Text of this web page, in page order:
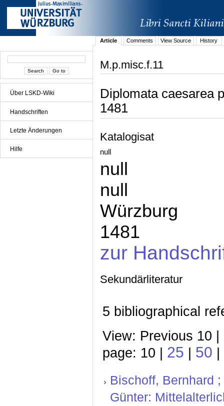
Über LSKD-Wiki
Handschriften
Letzte Änderungen
Hilfe
Article Comments View Source History
M.p.misc.f.11
Diplomata caesarea
1481
Katalogisat
null
null
null
Würzburg
1481
zur
Sekundärliteratur
5 bibliographical
View: Previous 10
page: 10 | 25 | 50 |
Bischoff, Bernhard
Günter: